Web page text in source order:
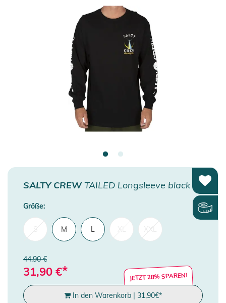
SALTY CREWTAILED Longsleeve black
Größe:
M L
44,90 €
31,90 €* JETZT 28% SPAREN!
In den Warenkorb | 31,90€*